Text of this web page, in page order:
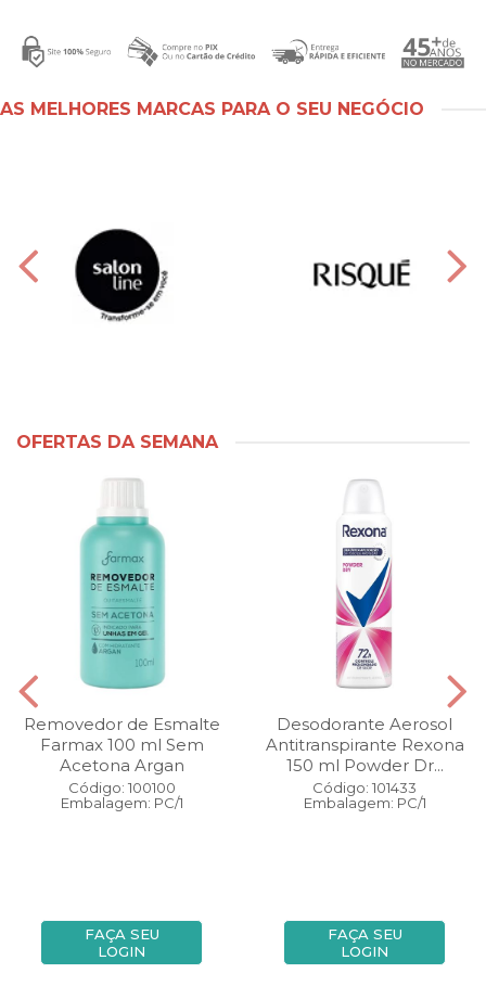
AS MELHORES MARCAS PARA O SEU NEGÓCIO
OFERTAS DA SEMANA
Removedor de Esmalte
Farmax 100 ml Sem
Acetona Argan
Código: 100100
Embalagem: PC/1
FAÇA SEU
LOGIN
Desodorante Aerosol
Antitranspirante Rexona
150 ml Powder Dr...
Código: 101433
Embalagem: PC/1
FAÇA SEU
LOGIN